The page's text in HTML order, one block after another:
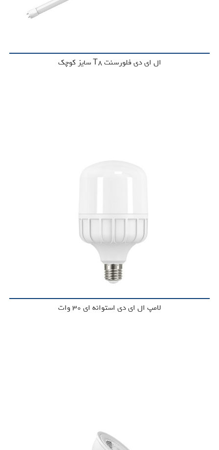
ال ای دی فلورسنت T8 سایز کوچک
لامپ ال ای دی استوانه ای 30 وات